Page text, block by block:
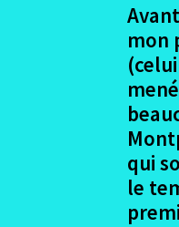
mon
qui
le